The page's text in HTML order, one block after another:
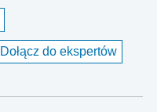
Dołącz do ekspertów